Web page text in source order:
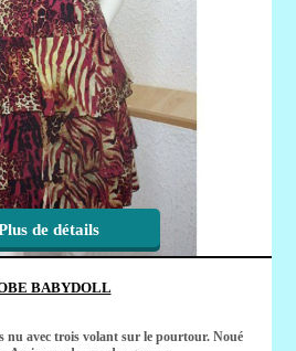
de détails
BABYDOLL
nu avec trois volant sur le pourtour. Noué